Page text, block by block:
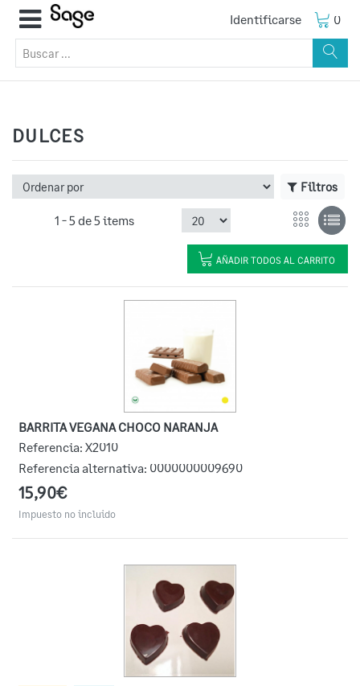
Identificarse 0
DULCES
Filtros
1 -5de5 items
AÑADIR TODOS AL CARRITO
BARRITA VEGANA CHOCO NARANJA
Referencia: X2010
Referencia alternativa: 0000000009690
15,90€
Impuesto no incluido